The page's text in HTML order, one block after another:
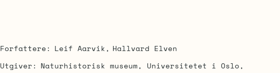
Forfattere Leif Aarvik
Hallvard Elven
Utgiver
Naturhistorisk museum, Universitetet i Oslo